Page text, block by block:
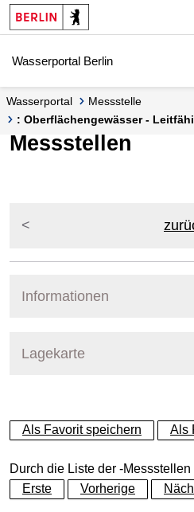
Springe zur Navigation
Springe zum Inhalt
Wasserportal Berlin
Wasserportal
Messstelle
: Oberflächengewässer -
Messstellen
Informationen
Lagekarte
+
−
Als Favorit speichern Als
Durch die Liste der -Messstellen
Erste
Vorherige